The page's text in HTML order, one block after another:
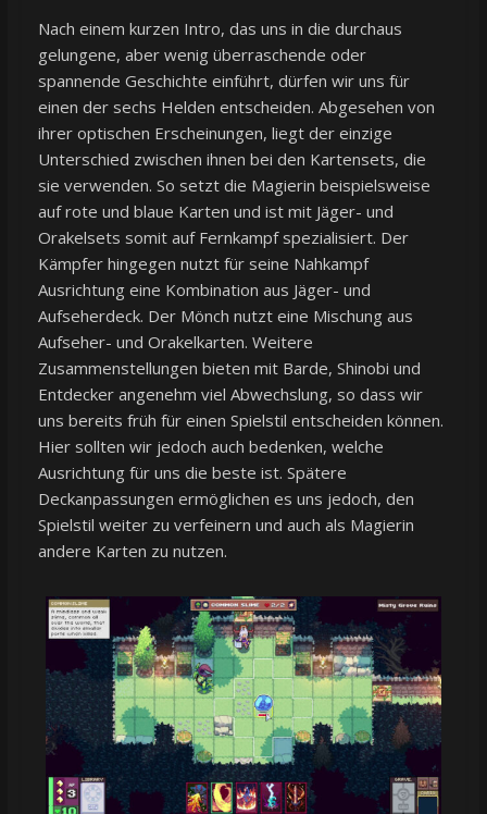
Nach einem kurzen Intro, das uns in die durchaus
gelungene, aber wenig überraschende oder
spannende Geschichte einführt, dürfen wir uns für
einen der sechs Helden entscheiden. Abgesehen von
ihrer optischen Erscheinungen, liegt der einzige
Unterschied zwischen ihnen bei den Kartensets, die
sie verwenden. So setzt die Magierin beispielsweise
auf rote und blaue Karten und ist mit Jäger- und
Orakelsets somit auf Fernkampf spezialisiert. Der
Kämpfer hingegen nutzt für seine Nahkampf
Ausrichtung eine Kombination aus Jäger- und
Aufseherdeck. Der Mönch nutzt eine Mischung aus
Aufseher- und Orakelkarten. Weitere
Zusammenstellungen bieten mit Barde, Shinobi und
Entdecker angenehm viel Abwechslung, so dass wir
uns bereits früh für einen Spielstil entscheiden können.
Hier sollten wir jedoch auch bedenken, welche
Ausrichtung für uns die beste ist. Spätere
Deckanpassungen ermöglichen es uns jedoch, den
Spielstil weiter zu verfeinern und auch als Magierin
andere Karten zu nutzen.